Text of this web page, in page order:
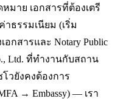
าย เอกสารที่ต้องเตรี
าธรรมเนียม (เริ่ม
กสารและ Notary Public
Ltd. ที่ทำงานกับสถาน
วยังคงต้องการ
→ Embassy) — เรา